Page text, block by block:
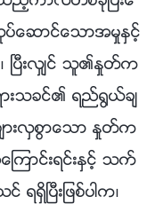
ေဆာင္ေသာအမႈႏွင့္
ၿပီးလွ်င္ သူ၏ႏႈတ္က
းသခင္၏ ရည္႐ြယ္ခ်
လွစြာေသာ ႏႈတ္က
ကာင္းရင္းႏွင့္ သက္
ၿပီးျဖစ္ပါက၊